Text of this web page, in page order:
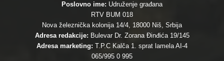
Poslovno ime: Udruženje građana
RTV BUM 018
Nova železnička kolonija 14/4, 18000 Niš, Srbija
Adresa redakcije: Bulevar Dr. Zorana Đinđića 19/145
Adresa marketing: T.P.C Kalča 1. sprat lamela AI-4
065/995 0 995